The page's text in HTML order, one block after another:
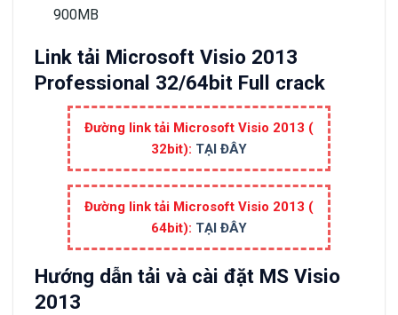
900MB
Link tải Microsoft Visio 2013
Professional 32/64bit Full crack
Đường link tải Microsoft Visio 2013 (
32bit): TẠI ĐÂY
Đường link tải Microsoft Visio 2013 (
64bit): TẠI ĐÂY
Hướng dẫn tải và cài đặt MS Visio
2013